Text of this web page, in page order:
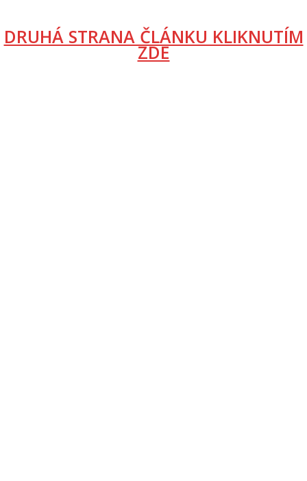
DRUHÁ STRANA ČLÁNKU KLIKNUTÍM
ZDE